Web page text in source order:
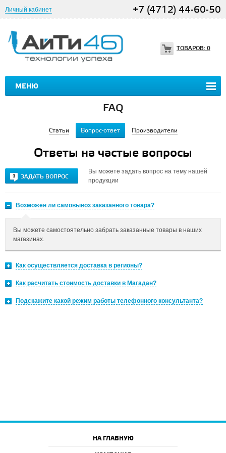
Личный кабинет +7 (4712) 44-60-50
МЕНЮ
ТОВАРОВ: 0
FAQ
Статьи Вопрос-ответ Производители
Ответы на частые вопросы
ЗАДАТЬ ВОПРОС
Вы можете задать вопрос на тему нашей
продукции
Возможен ли самовывоз заказанного товара?
Вы можете самостоятельно забрать заказанные товары в наших
магазинах.
Как осуществляется доставка в регионы?
Как расчитать стоимость доставки в Магадан?
Подскажите какой режим работы телефонного консультанта?
НА ГЛАВНУЮ